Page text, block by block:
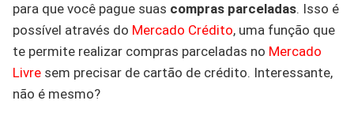
para que você pague suas compras parceladas. Isso é
possível através do Mercado Crédito, uma função que
te permite realizar compras parceladas no Mercado
Livre sem precisar de cartão de crédito. Interessante,
não é mesmo?